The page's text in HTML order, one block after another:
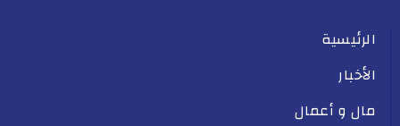
الرئيسية
الأخبار
مال و أعمال